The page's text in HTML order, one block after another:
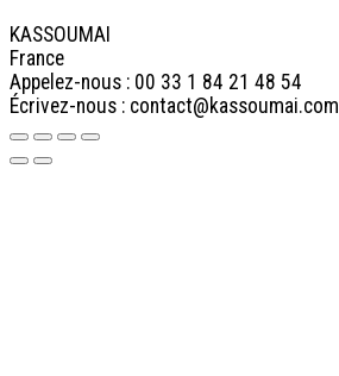
KASSOUMAI
France
Appelez-nous : 00 33 1 84 21 48 54
Écrivez-nous : contact@kassoumai.com